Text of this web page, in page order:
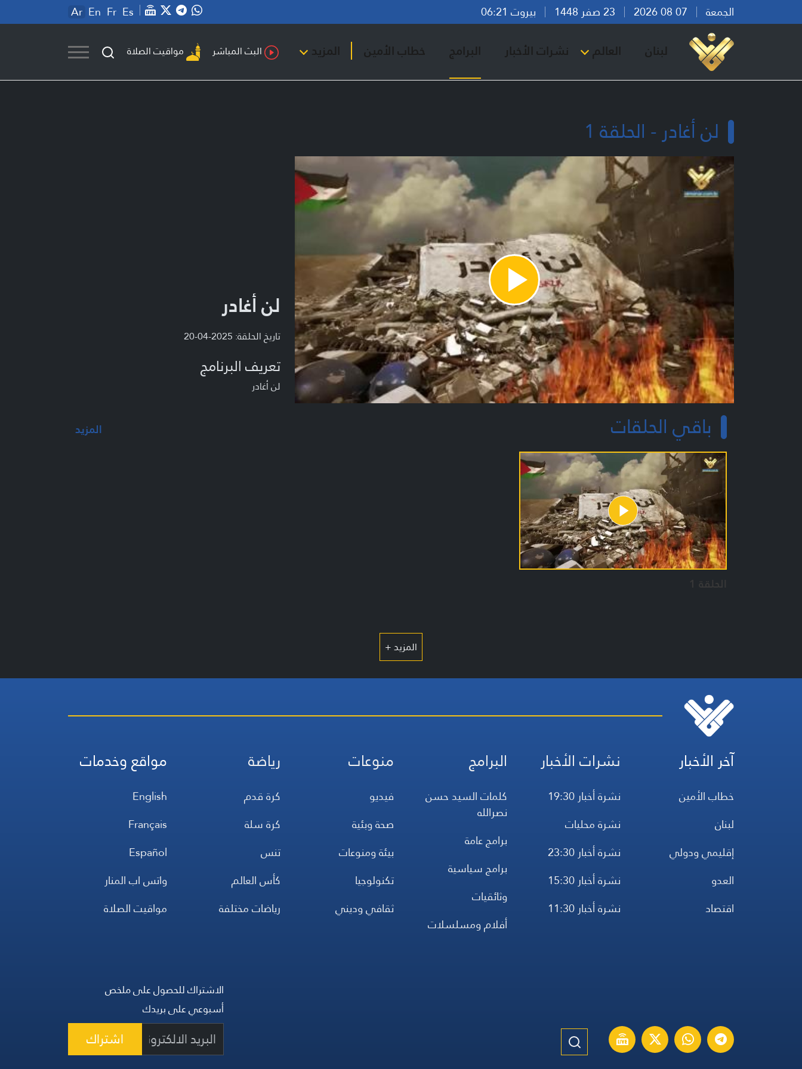
الجمعة بيروت 06:21 Ar En Fr Es
لبنان العالم نشرات الأخبار البرامج خطاب الأمين المزيد البث المباشر مواقيت الصلاة
لن أغادر - الحلقة 1
Play
Video
لن أغادر
تاريخ الحلقة: 2025-04-20
تعريف البرنامج
لن أغادر
باقي الحلقات المزيد
الحلقة 1
المزيد +
آخر الأخبار
خطاب الأمين
لبنان
إقليمي ودولي
العدو
اقتصاد
نشرات الأخبار
نشرة أخبار 19:30
نشرة محليات
نشرة أخبار 23:30
نشرة أخبار 15:30
نشرة أخبار 11:30
البرامج
كلمات السيد حسن
نصرالله
برامج عامة
برامج سياسية
وثائقيات
أفلام ومسلسلات
منوعات
فيديو
صحة وبئية
بيئة ومنوعات
تكنولوجيا
ثقافي وديني
رياضة
كرة قدم
كرة سلة
تنس
كأس العالم
رياضات مختلفة
مواقع وخدمات
English
Français
Español
واتس اب المنار
مواقيت الصلاة
الاشتراك للحصول على ملخص
أسبوعي على بريدك
اشتراك